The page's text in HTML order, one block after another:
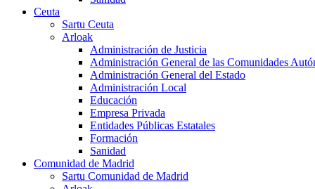
Ceuta
Sartu Ceuta
Arloak
Administración de Justicia
Administración General de las Comunidades
Administración General del Estado
Administración Local
Educación
Empresa Privada
Entidades Públicas Estatales
Formación
Sanidad
Comunidad de Madrid
Sartu Comunidad de Madrid